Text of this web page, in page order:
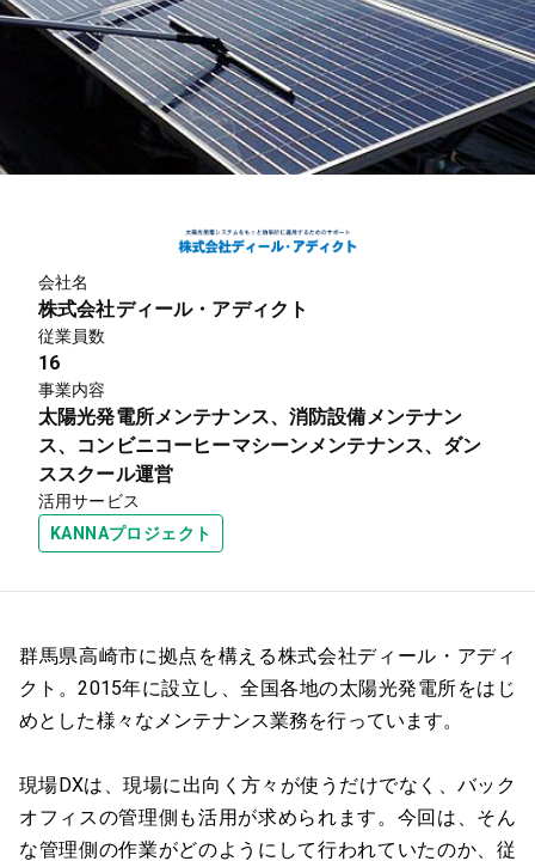
会社名
株式会社ディール・アディクト
従業員数
16
事業内容
太陽光発電所メンテナンス、消防設備メンテナン
ス、コンビニコーヒーマシーンメンテナンス、ダン
ススクール運営
活用サービス
KANNAプロジェクト
群馬県高崎市に拠点を構える株式会社ディール・アディ
クト。2015年に設立し、全国各地の太陽光発電所をはじ
めとした様々なメンテナンス業務を行っています。
現場DXは、現場に出向く方々が使うだけでなく、バック
オフィスの管理側も活用が求められます。今回は、そん
な管理側の作業がどのようにして行われていたのか、従